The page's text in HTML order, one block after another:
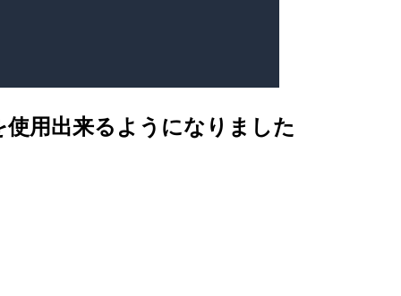
用出来るようになりました